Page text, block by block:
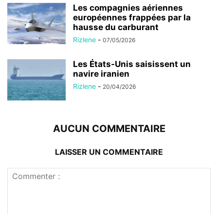
Les compagnies aériennes
européennes frappées par la
hausse du carburant
Rizlene - 07/05/2026
Les États-Unis saisissent un
navire iranien
Rizlene - 20/04/2026
AUCUN COMMENTAIRE
LAISSER UN COMMENTAIRE